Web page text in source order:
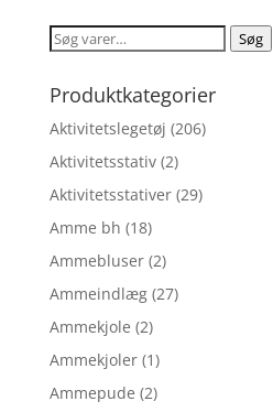
var:
kr. 899,00.
er:
kr. 719,00.
Søg
Søg
Produktkategorier
Aktivitetslegetøj (206)
Aktivitetsstativ (2)
Aktivitetsstativer (29)
Amme bh (18)
Ammebluser (2)
Ammeindlæg (27)
Ammekjole (2)
Ammekjoler (1)
Ammepude (2)